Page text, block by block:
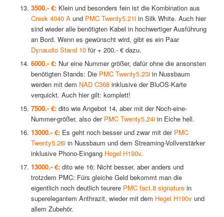
3500.- €:Klein und besonders fein ist die Kombination aus
Creek 4040 Aund PMC Twenty5.21iin Silk White. Auch hier
sind wieder alle benötigten Kabel in hochwertiger Ausführung
an Bord. Wenn es gewünscht wird, gibt es ein Paar
Dynaudio Stand 10für + 200.- € dazu.
6000.- €:Nur eine Nummer größer, dafür ohne die ansonsten
benötigten Stands: Die PMC Twenty5.23iin Nussbaum
werden mit dem NAD C368inklusive der BluOS-Karte
verquickt. Auch hier gilt: komplett!
7500.- €:dito wie Angebot 14, aber mit der Noch-eine-
Nummer-größer, also der PMC Twenty5.24iin Eiche hell.
13000.- €:Es geht noch besser und zwar mit der PMC
Twenty5.26iin Nussbaum und dem Streaming-Vollverstärker
inklusive Phono-Eingang Hegel H190v.
13000.- €:dito wie 16: Nicht besser, aber anders und
trotzdem PMC: Fürs gleiche Geld bekommt man die
eigentlich noch deutlich teurere PMC fact.8 signaturein
superelegantem Anthrazit, wieder mit dem Hegel H190vund
allem Zubehör.